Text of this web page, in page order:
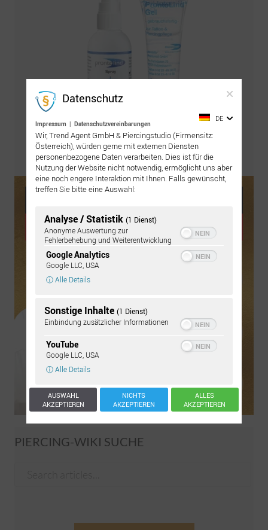
Pflegeset bestellen
PIERCING-WIKI SUCHE
Datenschutz
Impressum | Datenschutzvereinbarungen
DE
Wir, Trend Agent GmbH & Piercingstudio (Firmensitz:
Österreich), würden gerne mit externen Diensten
personenbezogene Daten verarbeiten. Dies ist für die
Nutzung der Website nicht notwendig, ermöglicht uns aber
eine noch engere Interaktion mit Ihnen. Falls gewünscht,
treffen Sie bitte eine Auswahl:
Analyse / Statistik (1 Dienst)
Anonyme Auswertung zur
Fehlerbehebung und Weiterentwicklung
Google Analytics
Google LLC, USA
ⓘ Alle Details
Sonstige Inhalte (1 Dienst)
Einbindung zusätzlicher Informationen
YouTube
Google LLC, USA
ⓘ Alle Details
AUSWAHL
AKZEPTIEREN
NICHTS
AKZEPTIEREN
ALLES
AKZEPTIEREN